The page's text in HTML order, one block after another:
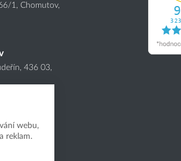
/1, Chomutov,
436 03,
webu,
reklam.